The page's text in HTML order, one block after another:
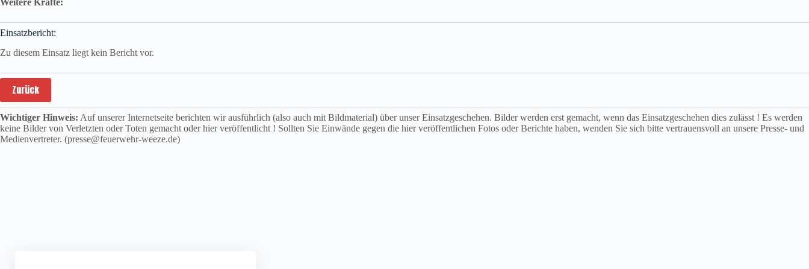
Weitere Kräfte:
Einsatzbericht:
Zu diesem Einsatz liegt kein Bericht vor.
Zurück
Wichtiger Hinweis: Auf unserer Internetseite berichten wir ausführlich (also auch mit Bildmaterial) über unser Einsatzgeschehen. Bilder werden erst gemacht, wenn das Einsatzgeschehen dies zulässt ! Es werden
keine Bilder von Verletzten oder Toten gemacht oder hier veröffentlicht ! Sollten Sie Einwände gegen die hier veröffentlichen Fotos oder Berichte haben, wenden Sie sich bitte vertrauensvoll an unsere Presse- und
Medienvertreter. (presse@feuerwehr-weeze.de)